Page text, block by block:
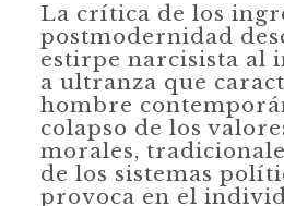
La crítica de los
postmodernidad
estirpe narcisista al
a ultranza que
hombre
colapso de los
morales,
de los sistemas
provoca en el